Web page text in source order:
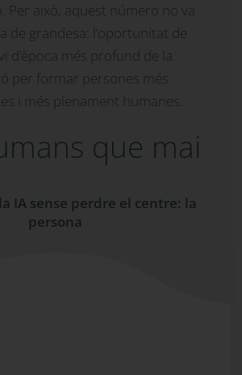
Per això, aquest número no va
de grandesa: l’oportunitat de
d’època més profund de la
per formar persones més
i més plenament humanes.
que mai
IA sense perdre el centre: la
persona